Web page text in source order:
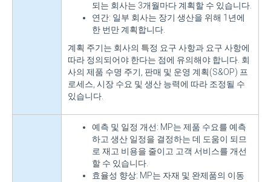
되는 회사는 3개월마다 계획할 수 있습니다.
연간: 일부 회사는 장기 생산을 위해 1년에
한 번만 계획합니다.
계획 주기는 회사의 특정 요구 사항과 요구 사항에
따라 정의되어야 한다는 점에 유의해야 합니다. 회
사의 제품 수명 주기, 판매 및 운영 계획(S&OP) 프
로세스, 시장 수요 및 생산 능력에 따라 조정될 수
있습니다.
예측 및 일정 개선: MP는 제품 수요를 예측
하고 생산 일정을 결정하는 데 도움이 되므
로 재고 비용을 줄이고 고객 서비스를 개선
할 수 있습니다.
효율성 향상: MP는 자재 및 완제품의 이동